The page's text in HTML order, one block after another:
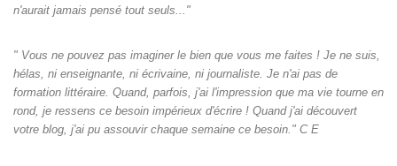
n'aurait jamais pensé tout seuls‌..."
" Vous ne pouvez pas imaginer le bien que vous me faites ! Je ne suis,
hélas, ni enseignante, ni écrivaine, ni journaliste. Je n'ai pas de
formation littéraire. Quand, parfois, j'ai l'impression que ma vie tourne en
rond, je ressens ce besoin impérieux d'écrire ! Quand j'ai découvert
votre blog, j'ai pu assouvir chaque semaine ce besoin." C E